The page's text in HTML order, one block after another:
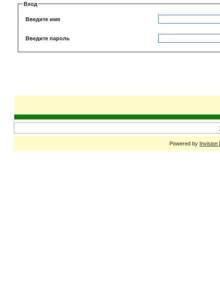
Вход
Введите имя
Введите пароль
Powered by Invision